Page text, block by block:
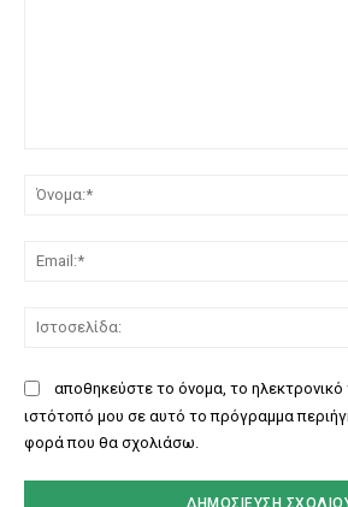
αποθηκεύστε το όνομα, το ηλεκτρονικό
ιστότοπό μου σε αυτό το πρόγραμμα
φορά που θα σχολιάσω.